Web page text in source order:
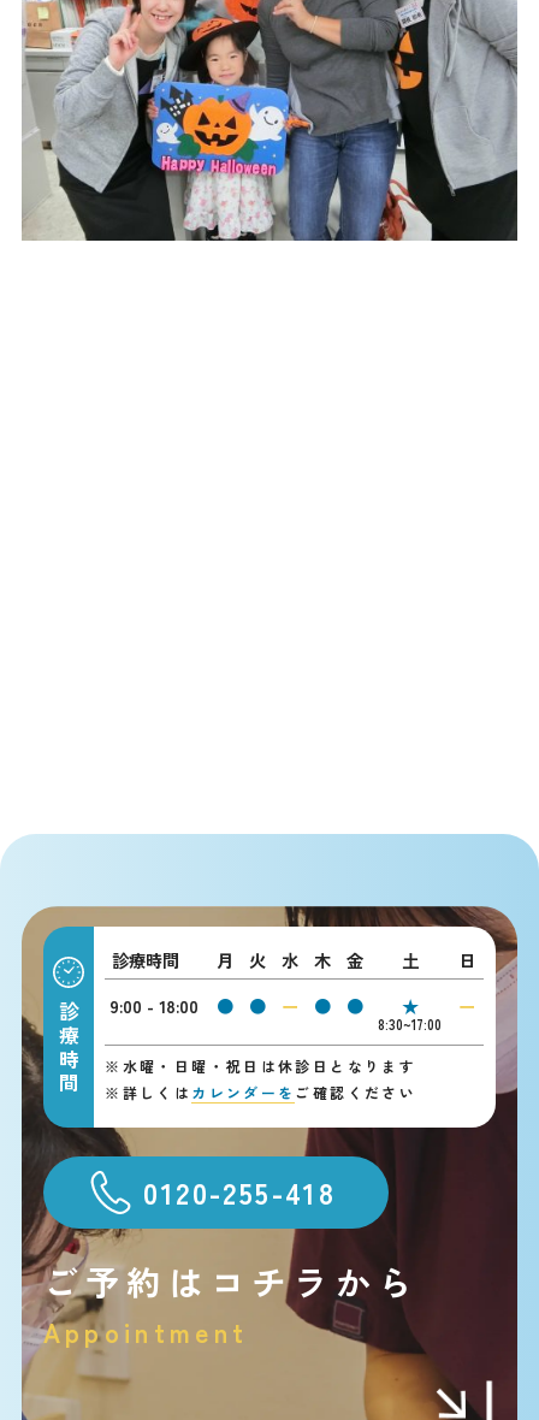
診療時間
診療時間 月 火 水 木 金 土
日
9:00 - 18:00
● ● ー ● ● ★
8:30~17:00
ー
※ 水曜・日曜・祝日は休診日となります
※ 詳しくは カレンダーを ご確認ください
0120-255-418
ご予約はコチラから
Appointment